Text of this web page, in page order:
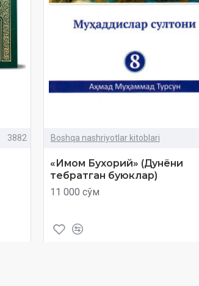
3882 Boshqa nashriyotlar kitoblari
«Имом Бухорий» (Дунёни
тебратган буюклар)
11 000 сўм